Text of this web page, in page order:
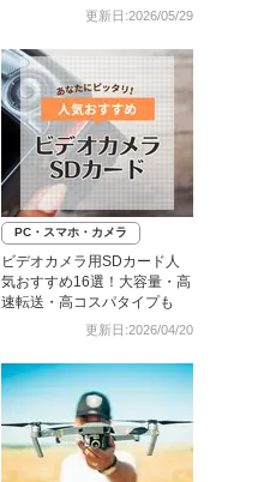
更新日:2026/05/29
PC・スマホ・カメラ
ビデオカメラ用SDカード人
気おすすめ16選！大容量・高
速転送・高コスパタイプも
更新日:2026/04/20